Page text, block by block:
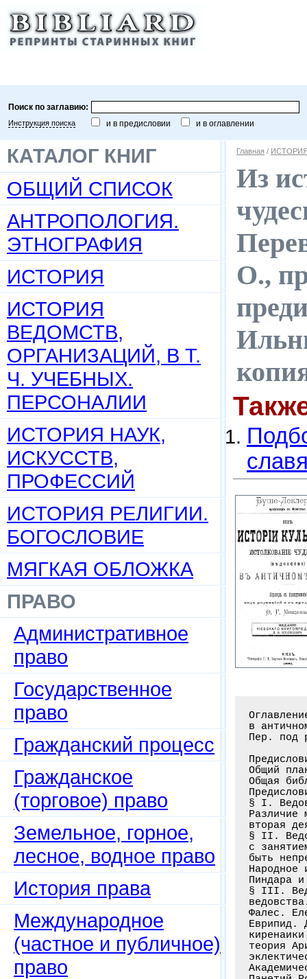
Поиск по заглавию:
Инструкция поиска и в предисловии и в оглавлении
КАТАЛОГ КНИГ
ОБЩИЙ СПИСОК
АНТРОПОЛОГИЯ.
ЭТНОГРАФИЯ
ИСТОРИЯ
ИСТОРИЯ
ВЕДОМСТВ,
ОРГАНИЗАЦИЙ, В Т.
Ч. УЧЕБНЫХ.
ПЕРСОНАЛИИ
ИСТОРИЯ НАУК,
ИСКУССТВ,
ПРОФЕССИЙ
ИСТОРИЯ РЕЛИГИИ.
БОГОСЛОВИЕ
МЯГКАЯ ОБЛОЖКА
ПРАВО
Административное
право
Государственное
право
Гражданский процесс
Гражданское
(торговое) право
Земельное, горное,
лесное, водное право
История права
Международное
(частное и публичное)
право
Главная /
Из
О.,
Оглавление книги: Из истории культуры. Истолкование чудесного (ведовство)
в античном мире: Перевод с французского / Буше-Леклерк О., проф. в Монпелье;
Пер. под ред. и с предисл: Мищенок Ф.Г. – Киев: Л.В. Ильницкий, 1881. – 427 c.

Предисловие от переводчика . . . . . . . . . . . . . . . . . . . . . . . . .1-30
Общий план всего сочинения . . . . . . . . . . . . . . . . . . . . . . . . I-III
Общая библиография . . . . . . . . . . . . . . . . . . . . . . . . . . . .IV-VII
Предисловие . . . . . . . . . . . . . . . . . . . . . . . . . . . . . . . . .I-V
§ I. Ведовство и магия. Различные определения мантики, или ведовства
Различие между мантикой и магией; первая созерцательная,
вторая деятельная . . . . . . . . . . . . . . . . . . . . . . . . . . . . . 6-11
§ II. Ведовство и теологический фатализм. Трудности, сопряженные
с занятием ведовством. Чтобы прорицание было возможно, будущее должно
быть непреложно, а чтобы оно было полезно, будущее должно быть условно
Народное и поэтическое представление судьбы. Фатализм у Гомера, Гесиода,
Пиндара и трагиков. Система отсрочек. Остающаяся без разрешения задача . . 11-23
§ III. Ведовство и философия. Философские мения и теории относительно
ведовства. Мистические Философы Пифагор и Эмпидокл. Ионийские физики:
Фалес. Елейская школа: Ксенофан из Колофона. Гераклит.